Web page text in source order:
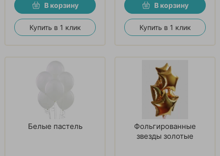
В корзину
Купить в 1 клик
В корзину
Купить в 1 клик
Белые пастель
Фольгированные
звезды золотые